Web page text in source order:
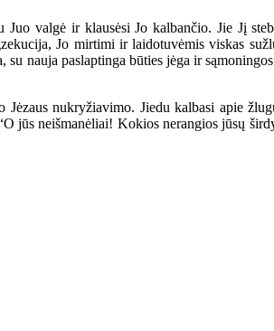
valgė ir klausėsi Jo kalbančio. Jie Jį
Jo mirtimi ir laidotuvėmis viskas
nauja paslaptinga būties jėga ir
nukryžiavimo. Jiedu kalbasi apie
jūs neišmanėliai! Kokios nerangios jūsų